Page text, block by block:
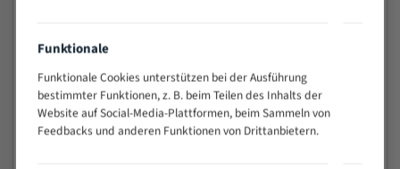
200 -
> 500
0,75/1,25
Vorteile:
Funktionale
Funktionale Cookies unterstützen bei der Ausführung
bestimmter Funktionen, z. B. beim Teilen des Inhalts der
Website auf Social-Media-Plattformen, beim Sammeln von
Feedbacks und anderen Funktionen von Drittanbietern.